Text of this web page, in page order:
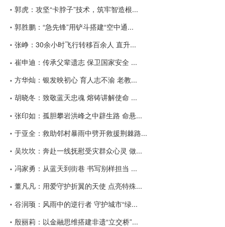
郭虎：攻坚“卡脖子”技术，筑牢智造根...
郭胜鹏：“急先锋”用铲斗搭建“空中通...
张峥：30余小时飞行转移百余人 直升...
崔申迪：传承父辈遗志 保卫国家安全 ...
方华灿：银发映初心 育人志不渝 老教...
胡晓冬：致敬蓝天忠魂 熔铸讲解使命 ...
张印如：孤胆攀岩洪峰之中辟生路 命悬...
于亚全：救助邻村暴雨中劈开救援荆棘路...
吴坎坎：奔赴一线抚慰受灾群众心灵 做...
冯家勇：从蓝天到街巷 书写别样担当 ...
董凡凡：用爱守护折翼的天使 点亮特殊...
谷润顼：风雨中的逆行者 守护城市“绿...
殷丽莉：以金融思维搭建非遗“立交桥”...